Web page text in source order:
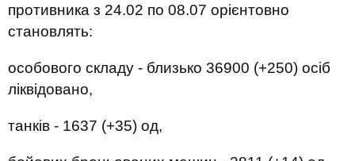
противника з 24.02 по 08.07 орієнтовно
становлять:
особового складу - близько 36900 (+250) осіб
ліквідовано,
танків - 1637 (+35) од,